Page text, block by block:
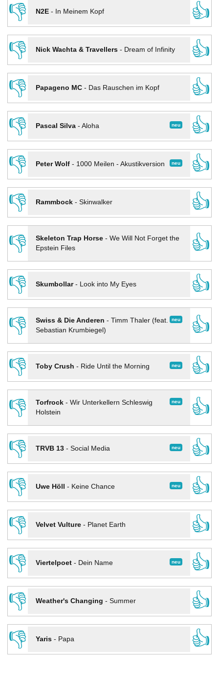
👎
N2E- In Meinem Kopf
👍
👎
Nick Wachta & Travellers- Dream of Infinity
👍
👎
Papageno MC- Das Rauschen im Kopf
👍
👎
neu
Pascal Silva- Aloha
👍
👎
neu
Peter Wolf- 1000 Meilen - Akustikversion
👍
👎
Rammbock- Skinwalker
👍
👎
Skeleton Trap Horse- We Will Not Forget the
Epstein Files
👍
👎
Skumbollar- Look into My Eyes
👍
👎
neu
Swiss & Die Anderen - Timm Thaler (feat.
Sebastian Krumbiegel)
👍
👎
neu
Toby Crush - Ride Until the Morning
👍
👎
neu
Torfrock- Wir Unterkellern Schleswig
Holstein
👍
👎
neu
TRVB 13- Social Media
👍
👎
neu
Uwe Höll - Keine Chance
👍
👎
Velvet Vulture- Planet Earth
👍
👎
neu
Viertelpoet- Dein Name
👍
👎
Weather's Changing - Summer
👍
👎
Yaris- Papa 👍